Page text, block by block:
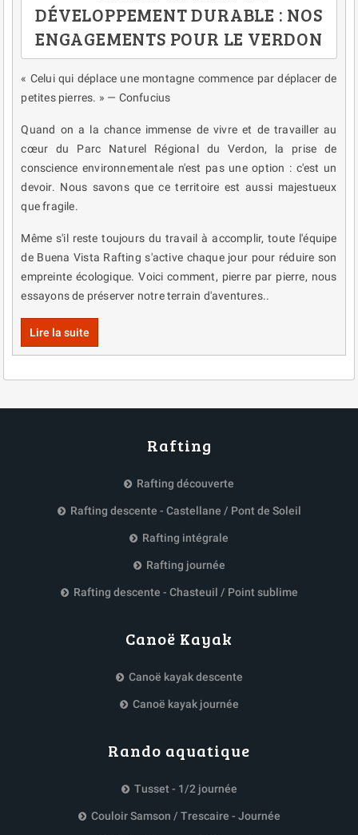
DÉVELOPPEMENT DURABLE : NOS
ENGAGEMENTS POUR LE VERDON
« Celui qui déplace une montagne commence par déplacer de
petites pierres. » — Confucius
Quand on a la chance immense de vivre et de travailler au
cœur du Parc Naturel Régional du Verdon, la prise de
conscience environnementale n'est pas une option : c'est un
devoir. Nous savons que ce territoire est aussi majestueux
que fragile.
Même s'il reste toujours du travail à accomplir, toute l'équipe
de Buena Vista Rafting s'active chaque jour pour réduire son
empreinte écologique. Voici comment, pierre par pierre, nous
essayons de préserver notre terrain d'aventures..
Lire la suite
Rafting
Rafting découverte
Rafting descente - Castellane / Pont de Soleil
Rafting intégrale
Rafting journée
Rafting descente - Chasteuil / Point sublime
Canoë Kayak
Canoë kayak descente
Canoë kayak journée
Rando aquatique
Tusset - 1/2 journée
Couloir Samson / Trescaire - Journée